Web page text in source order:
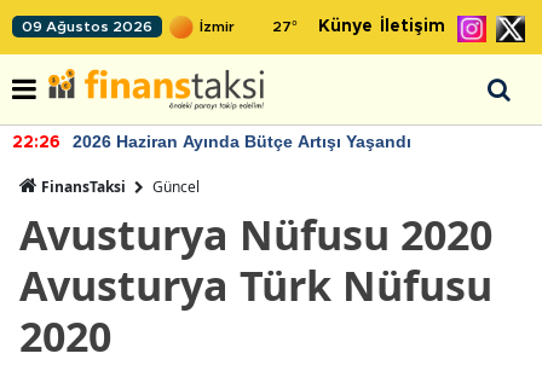
09 Ağustos 2026 27° Künye İletişim
22:26 2026 Haziran Ayında Bütçe Artışı Yaşandı
FinansTaksi Güncel
Avusturya Nüfusu 2020
Avusturya Türk Nüfusu
2020